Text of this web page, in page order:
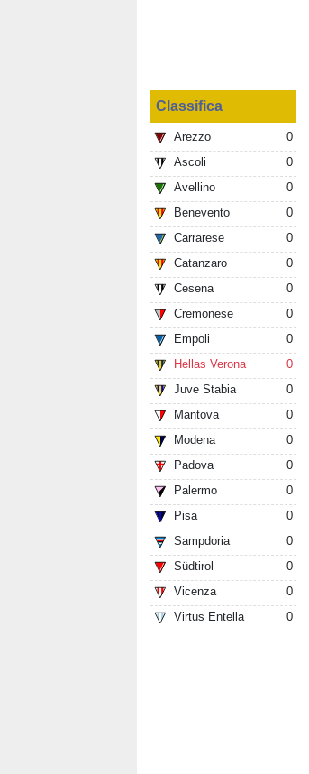
Classifica
Arezzo
0
Ascoli
0
Avellino
0
Benevento
0
Carrarese
0
Catanzaro
0
Cesena
0
Cremonese
0
Empoli
0
Hellas Verona
0
Juve Stabia
0
Mantova
0
Modena
0
Padova
0
Palermo
0
Pisa
0
Sampdoria
0
Südtirol
0
Vicenza
0
Virtus Entella
0